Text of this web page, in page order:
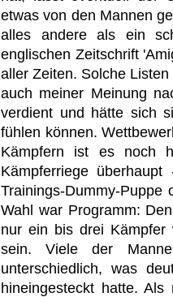
etwas von den Mannen
alles andere als ein
englischen Zeitschrift
aller Zeiten. Solche
auch meiner Meinung
verdient und hätte sich
fühlen können.
Kämpfern ist es noch
Kämpferriege
Trainings-Dummy-
Wahl war Programm:
nur ein bis drei
sein. Viele der
unterschiedlich, was
hineingesteckt hatte.